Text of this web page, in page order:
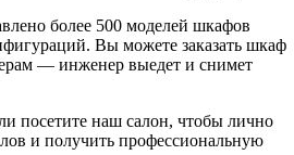
более 500 моделей шкафов
Вы можете заказать шкаф
— инженер выедет и снимет
посетите наш салон, чтобы лично
и получить профессиональную